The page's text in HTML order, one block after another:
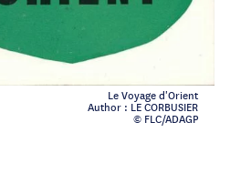
Le Voyage d'Orient
Author : LE CORBUSIER
© FLC/ADAGP